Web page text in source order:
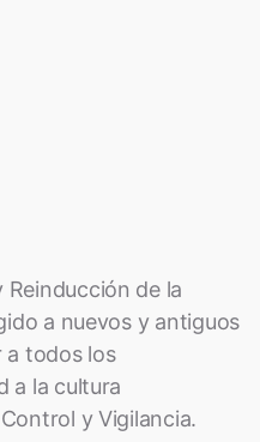
Reinducción de la
a nuevos y antiguos
a todos los
a la cultura
y Vigilancia.